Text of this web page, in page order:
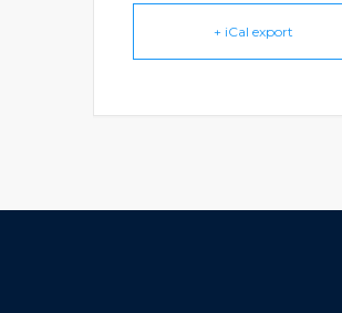
+ iCal export